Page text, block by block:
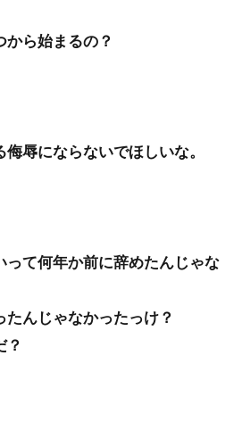
ら始まるの？
辱にならないでほしいな。
って何年か前に辞めたんじゃな
んじゃなかったっけ？
？